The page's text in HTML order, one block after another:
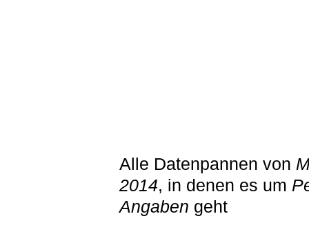
Alle Datenpannen von
2014, in denen es um
Angaben geht